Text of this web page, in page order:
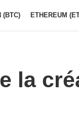
(BTC) ETHEREUM
la